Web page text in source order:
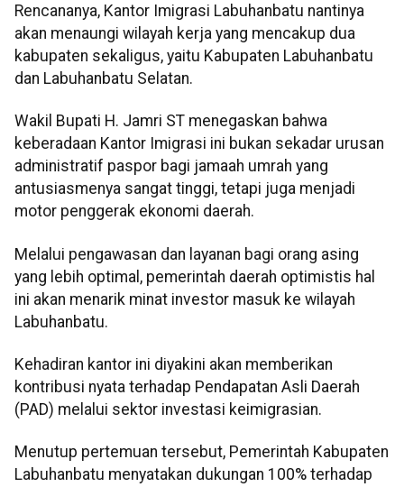
Rencananya, Kantor Imigrasi Labuhanbatu nantinya
akan menaungi wilayah kerja yang mencakup dua
kabupaten sekaligus, yaitu Kabupaten Labuhanbatu
dan Labuhanbatu Selatan.
Wakil Bupati H. Jamri ST menegaskan bahwa
keberadaan Kantor Imigrasi ini bukan sekadar urusan
administratif paspor bagi jamaah umrah yang
antusiasmenya sangat tinggi, tetapi juga menjadi
motor penggerak ekonomi daerah.
Melalui pengawasan dan layanan bagi orang asing
yang lebih optimal, pemerintah daerah optimistis hal
ini akan menarik minat investor masuk ke wilayah
Labuhanbatu.
Kehadiran kantor ini diyakini akan memberikan
kontribusi nyata terhadap Pendapatan Asli Daerah
(PAD) melalui sektor investasi keimigrasian.
Menutup pertemuan tersebut, Pemerintah Kabupaten
Labuhanbatu menyatakan dukungan 100% terhadap